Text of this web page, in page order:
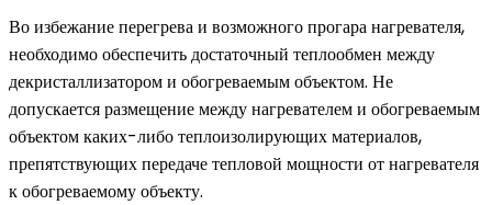
Во избежание перегрева и возможного прогара нагревателя,
необходимо обеспечить достаточный теплообмен между
декристаллизатором и обогреваемым объектом. Не
допускается размещение между нагревателем и обогреваемым
объектом каких-либо теплоизолирующих материалов,
препятствующих передаче тепловой мощности от нагревателя
к обогреваемому объекту.